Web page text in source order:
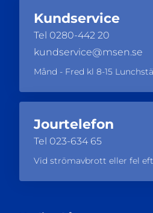
Kundservice
Tel 0280-442 20
kundservice@msen.se
Månd - Fred kl 8-15
Jourtelefon
Tel 023-634 65
Vid strömavbrott eller fel